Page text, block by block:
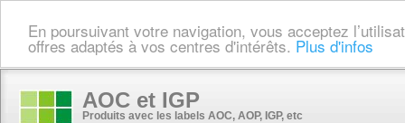
En poursuivant votre navigation, vous acceptez
offres adaptés à vos centres d'intérêts. Plus d'infos
AOC et IGP
Produits avec les labels AOC, AOP, IGP, etc